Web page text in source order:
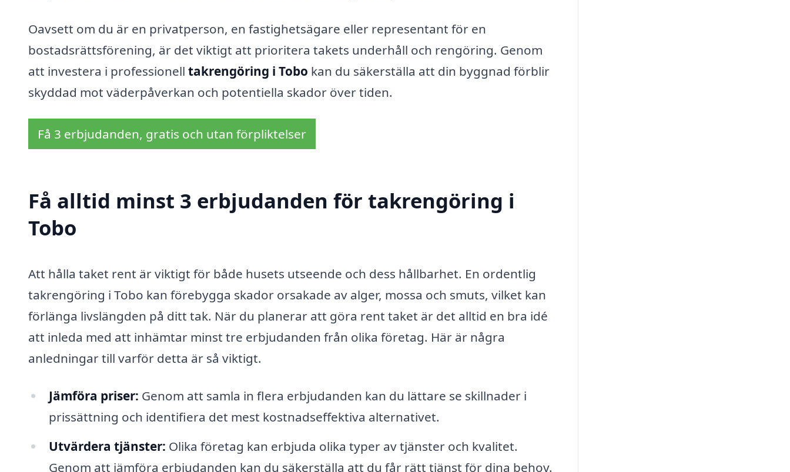
Oavsett om du är en privatperson, en fastighetsägare eller representant för en
bostadsrättsförening, är det viktigt att prioritera takets underhåll och rengöring. Genom
att investera i professionell takrengöring i Tobo kan du säkerställa att din byggnad förblir
skyddad mot väderpåverkan och potentiella skador över tiden.
Få 3 erbjudanden, gratis och utan förpliktelser
Få alltid minst 3 erbjudanden för takrengöring i
Tobo
Att hålla taket rent är viktigt för både husets utseende och dess hållbarhet. En ordentlig
takrengöring i Tobo kan förebygga skador orsakade av alger, mossa och smuts, vilket kan
förlänga livslängden på ditt tak. När du planerar att göra rent taket är det alltid en bra idé
att inleda med att inhämtar minst tre erbjudanden från olika företag. Här är några
anledningar till varför detta är så viktigt.
Jämföra priser: Genom att samla in flera erbjudanden kan du lättare se skillnader i
prissättning och identifiera det mest kostnadseffektiva alternativet.
Utvärdera tjänster: Olika företag kan erbjuda olika typer av tjänster och kvalitet.
Genom att jämföra erbjudanden kan du säkerställa att du får rätt tjänst för dina behov.